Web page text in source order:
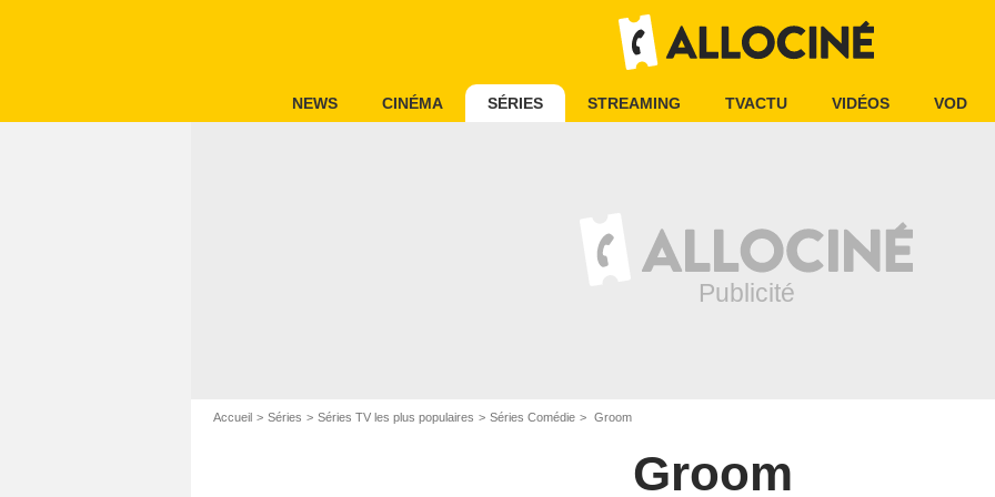
NEWS CINÉMA SÉRIES STREAMING TVACTU VIDÉOS VOD
Accueil Séries Séries TV les plus populaires Séries Comédie Groom
Groom